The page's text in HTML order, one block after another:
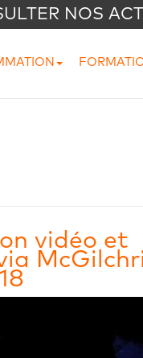
NOS
vidéo et